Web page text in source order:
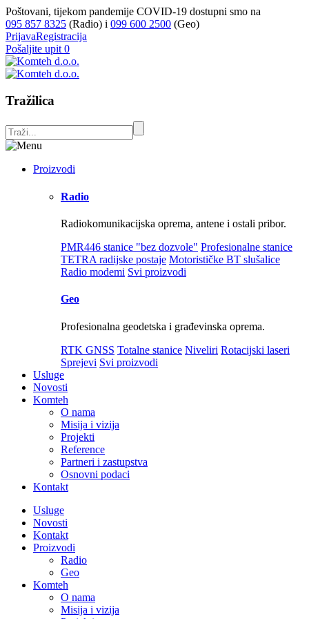
Poštovani, tijekom pandemije COVID-19 dostupni smo na
095 857 8325 (Radio) i 099 600 2500 (Geo)
PrijavaRegistracija
Pošaljite upit 0
Tražilica
Proizvodi
Radio
Radiokomunikacijska oprema, antene i ostali pribor.
PMR446 stanice "bez dozvole" Profesionalne stanice
TETRA radijske postaje Motorističke BT slušalice
Radio modemi Svi proizvodi
Geo
Profesionalna geodetska i građevinska oprema.
RTK GNSS Totalne stanice Niveliri Rotacijski laseri
Sprejevi Svi proizvodi
Usluge
Novosti
Komteh
O nama
Misija i vizija
Projekti
Reference
Partneri i zastupstva
Osnovni podaci
Kontakt
Usluge
Novosti
Kontakt
Proizvodi
Radio
Geo
Komteh
O nama
Misija i vizija